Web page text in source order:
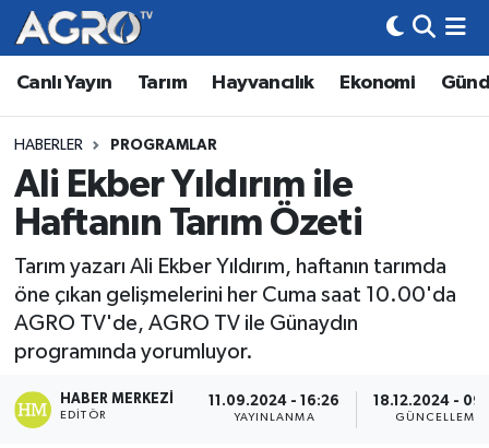
Canlı Yayın Tarım Hayvancılık Ekonomi
HABERLER PROGRAMLAR
Ali Ekber Yıldırım ile
Haftanın Tarım Özeti
Tarım yazarı Ali Ekber Yıldırım, haftanın tarımda
öne çıkan gelişmelerini her Cuma saat 10.00'da
AGRO TV'de, AGRO TV ile Günaydın
programında yorumluyor.
HABER MERKEZI
EDITÖR
11.09.2024 - 16:26
YAYINLANMA
18.12.2024 -
GÜNCELLEME
Hava Durumu
Trafik Durumu
Süper Lig Puan Durumu ve Fikstür
Son Dakika Haberleri
Haber Arşivi